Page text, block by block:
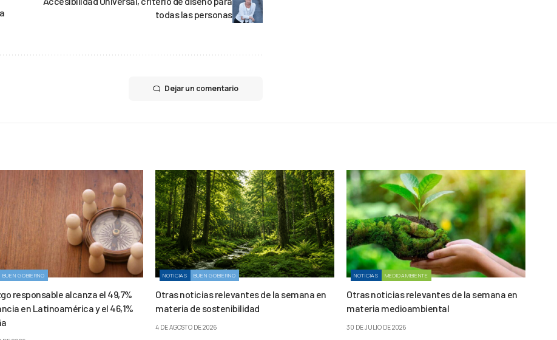
todas las personas
Dejar un comentario
BUEN GOBIERNO
responsable alcanza el 49,7%
en Latinoamérica y el 46,1%
NOTICIAS BUEN GOBIERNO
Otras noticias relevantes de la semana en
materia de sostenibilidad
4 DE AGOSTO DE 2026
NOTICIAS MEDIOAMBIENTE
Otras noticias relevantes de la semana en
materia medioambiental
30 DE JULIO DE 2026